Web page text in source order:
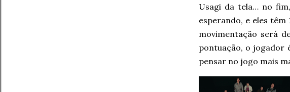
Usagi da tela… no
esperando, e eles têm
movimentação será
pontuação, o jogador
pensar no jogo mais